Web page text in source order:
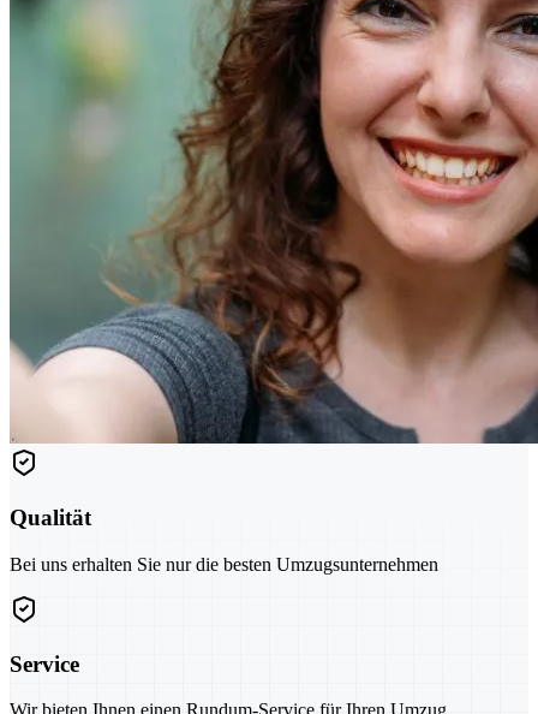
Qualität
Bei uns erhalten Sie nur die besten Umzugsunternehmen
Service